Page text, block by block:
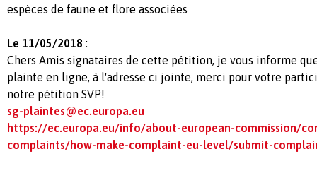
espèces de faune et flore associées
Le 11/05/2018 :
Chers Amis signataires de cette pétition, je vous informe
plainte en ligne, à l'adresse ci jointe, merci pour votre
notre pétition SVP!
sg-plaintes@ec.europa.eu
https://ec.europa.eu/info/about-european-commission/
complaints/how-make-complaint-eu-level/submit-